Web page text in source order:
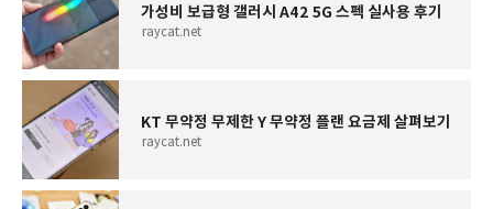
가성비 보급형 갤러시 A42 5G 스펙 실사용 후기
raycat.net
KT 무약정 무제한 Y 무약정 플랜 요금제 살펴보기
raycat.net